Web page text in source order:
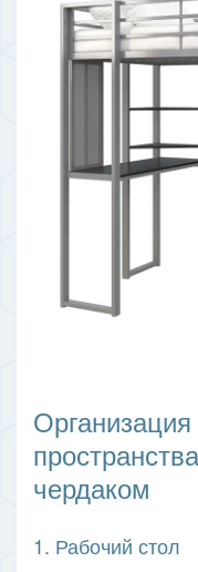
чердаком
1. Рабочий стол